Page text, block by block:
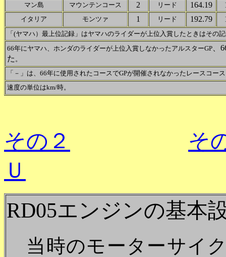
マン島 マウンテンコース 2 リード 164.19
イタリア モンツァ 1 リード 192.79
「(ヤマハ）最上位記録」はヤマハのライダーが上位入賞したときはその
66年にヤマハ、ホンダのライダーが上位入賞しなかったアルスターGP 、
た 。
「－」は、66年に使用されたコースでGPが開催されなかったレースコー
速度の単位はkm/時。
その２
そ
Ｕ
RD05エンジンの基本
当時のモーターサイ